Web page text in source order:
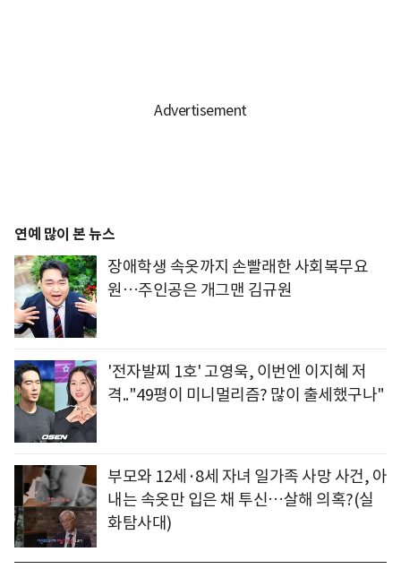
연예 많이 본 뉴스
장애학생 속옷까지 손빨래한 사회복무요
원…주인공은 개그맨 김규원
'전자발찌 1호' 고영욱, 이번엔 이지혜 저
격.."49평이 미니멀리즘? 많이 출세했구나"
부모와 12세·8세 자녀 일가족 사망 사건, 아
내는 속옷만 입은 채 투신…살해 의혹?(실
화탐사대)